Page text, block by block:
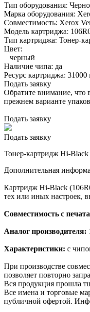
Тип оборудования:
Марка оборудования:
Совместимость: Xerox
Модель картриджа:
Тип картриджа: Тонер-
Цвет:
черный
Наличие чипа: да
Ресурс картриджа: 31000
Подать заявку
Обратите внимание, что
прежнем варианте
Подать заявку
Подать заявку
Тонер-картридж Hi-
Дополнительная
Картридж Hi-Black
тех или иных настроек,
Совместимость с
Аналог производителя:
Характеристики: с
При производстве
позволяет повторно
Вся продукция прошла
Все имена и торговые
публичной офертой.